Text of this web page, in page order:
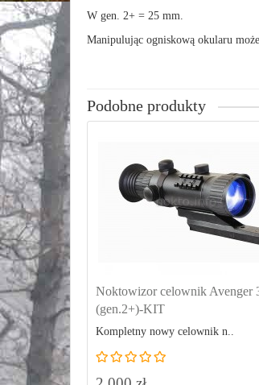
W gen. 2+ = 25 mm.
Manipulując ogniskową okularu
Podobne produkty
Noktowizor celownik Avenger
(gen.2+)-KIT
Kompletny nowy celownik n..